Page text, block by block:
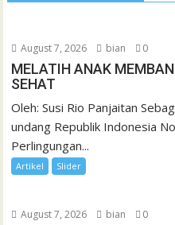
August 7, 2026 bian 0
MELATIH ANAK
SEHAT
Oleh: Susi Rio Panjaitan
undang Republik Indonesia
Perlingungan...
Artikel Slider
August 7, 2026 bian 0